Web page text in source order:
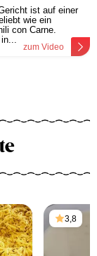
ist auf einer
wie ein
con Carne.
zum Video
3,8